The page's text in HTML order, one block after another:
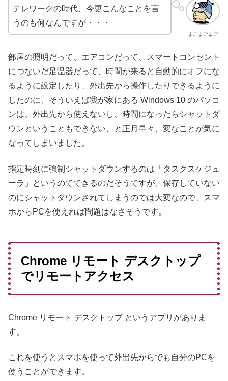
まごまごまご
テレワークの時代、今更こんなことを言
うのも何なんですが・・・
部屋の照明だって、エアコンだって、スマートコンセント
につないだ足温器だって、時間が来ると自動的にオフにな
るように設定したり、外出先から操作したりできるように
したのに、そういえば我が家にある Windows 10 のパソコ
ンは、外出先から使えないし、時間になったらシャットダ
ウンということもできない、と正月早々、変なことが気に
なってしまいました。
指定時刻に強制シャットダウンするのは「タスクスケジュ
ーラ」というのでできるのだそうですが、保存していない
のにシャットダウンされてしまうのでは大変なので、スマ
ホからPCを使えれば問題はなさそうです。
Chrome リモート デスクトップ
でリモートアクセス
Chrome リモート デスクトップ というアプリがありま
す。
これを使うとスマホを使って外出先からでも自分のPCを
使うことができます。